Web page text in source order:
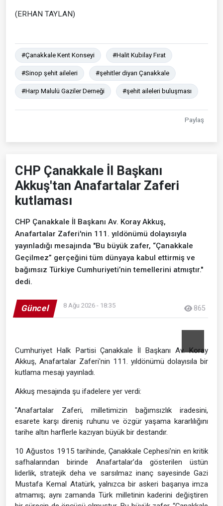
(ERHAN TAYLAN)
#Çanakkale Kent Konseyi #Halit Kubilay Fırat
#Sinop şehit aileleri #şehitler diyarı Çanakkale
#Harp Malulü Gaziler Derneği #şehit aileleri buluşması
Paylaş
CHP Çanakkale İl Başkanı
Akkuş'tan Anafartalar Zaferi
kutlaması
CHP Çanakkale İl Başkanı Av. Koray Akkuş,
Anafartalar Zaferi'nin 111. yıldönümü dolayısıyla
yayınladığı mesajında "Bu büyük zafer, “Çanakkale
Geçilmez” gerçeğini tüm dünyaya kabul ettirmiş ve
bağımsız Türkiye Cumhuriyeti’nin temellerini atmıştır."
dedi.
Güncel 8 Ağu 2026 - 18:35 865
Cumhuriyet Halk Partisi Çanakkale İl Başkanı Av. Koray
Akkuş, Anafartalar Zaferi'nin 111. yıldönümü dolayısıla bir
kutlama mesajı yayınladı.
Akkuş mesajında şu ifadelere yer verdi:
"Anafartalar Zaferi, milletimizin bağımsızlık iradesini,
esarete karşı direniş ruhunu ve özgür yaşama kararlılığını
tarihe altın harflerle kazıyan büyük bir destandır.
10 Ağustos 1915 tarihinde, Çanakkale Cephesi’nin en kritik
safhalarından birinde Anafartalar’da gösterilen üstün
liderlik, stratejik deha ve sarsılmaz inanç sayesinde Gazi
Mustafa Kemal Atatürk, yalnızca bir askeri başarıya imza
atmamış; aynı zamanda Türk milletinin kaderini değiştiren